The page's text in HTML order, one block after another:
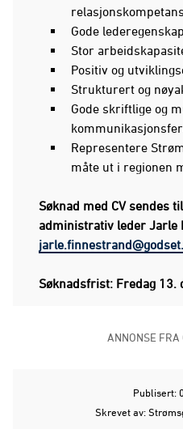
Gode
Stor
Positiv og
Strukturert og
Gode skriftlige og
Representere
måte ut i regionen
Søknad med CV sendes
administrativ leder Jarle
Søknadsfrist: Fredag 13.
ANNONSE
Publisert:
Skrevet av: